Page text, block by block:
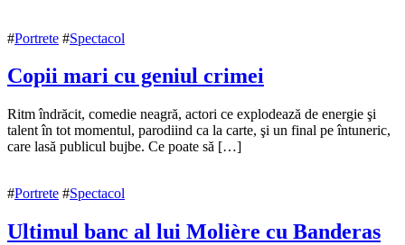
#Portrete #Spectacol
Copii mari cu geniul crimei
15
noiembrie
201810
Ritm îndrăcit, comedie neagră, actori ce explodează de energie şi
talent în tot momentul, parodiind ca la carte, şi un final pe întuneric,
care lasă publicul bujbe. Ce poate să […]
#Portrete #Spectacol
Ultimul banc al lui Molière cu Banderas